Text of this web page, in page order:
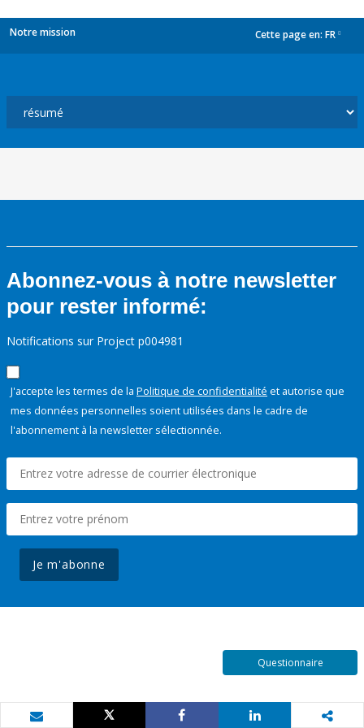
Notre mission Cette page en: FR
Abonnez-vous à notre newsletter
pour rester informé:
Notifications sur Project p004981
J'accepte les termes de la Politique de confidentialité et autorise que
mes données personnelles soient utilisées dans le cadre de
l'abonnement à la newsletter sélectionnée.
Je m'abonne
Questionnaire